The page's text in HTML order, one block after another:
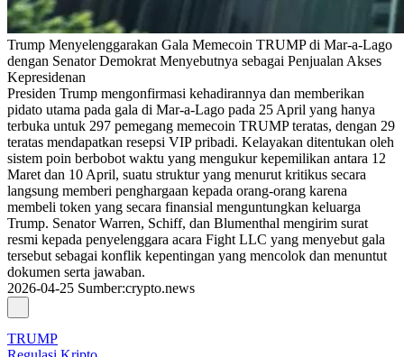
Trump Menyelenggarakan Gala Memecoin TRUMP di Mar-a-Lago
dengan Senator Demokrat Menyebutnya sebagai Penjualan Akses
Kepresidenan
Presiden Trump mengonfirmasi kehadirannya dan memberikan
pidato utama pada gala di Mar-a-Lago pada 25 April yang hanya
terbuka untuk 297 pemegang memecoin TRUMP teratas, dengan 29
teratas mendapatkan resepsi VIP pribadi. Kelayakan ditentukan oleh
sistem poin berbobot waktu yang mengukur kepemilikan antara 12
Maret dan 10 April, suatu struktur yang menurut kritikus secara
langsung memberi penghargaan kepada orang-orang karena
membeli token yang secara finansial menguntungkan keluarga
Trump. Senator Warren, Schiff, dan Blumenthal mengirim surat
resmi kepada penyelenggara acara Fight LLC yang menyebut gala
tersebut sebagai konflik kepentingan yang mencolok dan menuntut
dokumen serta jawaban.
2026-04-25 Sumber:crypto.news
TRUMP